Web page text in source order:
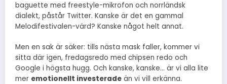
baguette med freestyle-mikrofon och norrländsk
dialekt, påstår Twitter. Kanske är det en gammal
Melodifestivalen-värd? Kanske något helt annat.
Men en sak är säker: tills nästa mask faller, kommer vi
sitta där igen, fredagsredo med chipsen redo och
Google i högsta hugg. Och kanske, kanske… är vi alla lite
mer emotionellt investerade än vi vill erkänna.